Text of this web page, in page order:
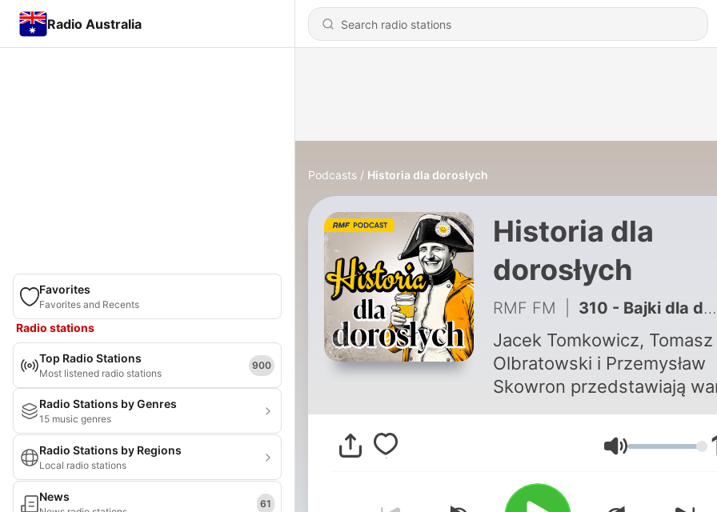
Radio Australia
Favorites
Favorites and Recents
Radio stations
Top Radio Stations
Most listened radio stations
900
Radio Stations by Genres
15 music genres
Radio Stations by Regions
Local radio stations
News 61
Podcasts Historia dla dorosłych
Historia dla
dorosłych
RMF FM 310 - Bajki dla dorosłych powracają! Sprawdź nowe odcinki podcastu Radiowców bez cenzury
Jacek Tomkowicz, Tomasz
Olbratowski i Przemysław
Skowron przedstawiają
znane wydarzenia
w krzywym zwierciadle!
Gwarantujemy godziny
śmiechu. Przygotuj
do ocierania łez i coś do
Volume